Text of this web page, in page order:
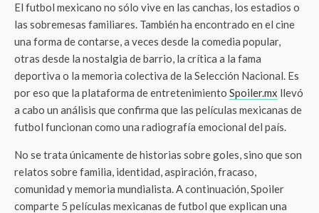
El futbol mexicano no sólo vive en las canchas, los estadios o
las sobremesas familiares. También ha encontrado en el cine
una forma de contarse, a veces desde la comedia popular,
otras desde la nostalgia de barrio, la crítica a la fama
deportiva o la memoria colectiva de la Selección Nacional. Es
por eso que la plataforma de entretenimiento Spoiler.mx llevó
a cabo un análisis que confirma que las películas mexicanas de
futbol funcionan como una radiografía emocional del país.
No se trata únicamente de historias sobre goles, sino que son
relatos sobre familia, identidad, aspiración, fracaso,
comunidad y memoria mundialista. A continuación, Spoiler
comparte 5 películas mexicanas de futbol que explican una